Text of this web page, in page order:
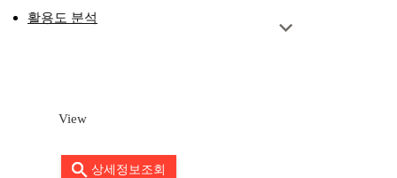
활용도 분석
View
상세정보조회